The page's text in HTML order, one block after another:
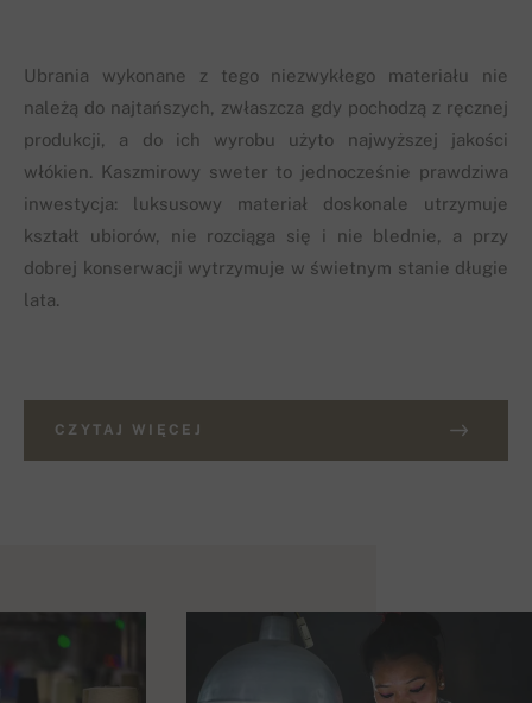
Ubrania wykonane z tego niezwykłego materiału nie
należą do najtańszych, zwłaszcza gdy pochodzą z ręcznej
produkcji, a do ich wyrobu użyto najwyższej jakości
włókien. Kaszmirowy sweter to jednocześnie prawdziwa
inwestycja: luksusowy materiał doskonale utrzymuje
kształt ubiorów, nie rozciąga się i nie blednie, a przy
dobrej konserwacji wytrzymuje w świetnym stanie długie
lata.
CZYTAJ WIĘCEJ